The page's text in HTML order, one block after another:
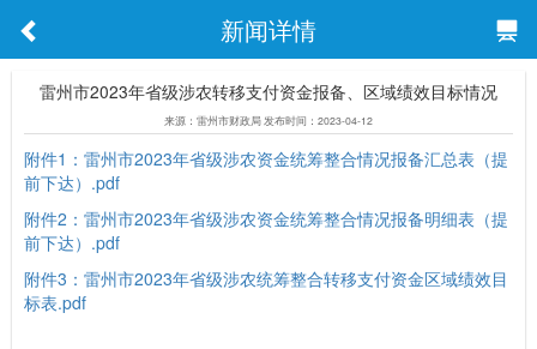
新闻详情
雷州市2023年省级涉农转移支付资金报备、区域绩效目标情况
来源：雷州市财政局 发布时间：2023-04-12
附件1：雷州市2023年省级涉农资金统筹整合情况报备汇总表（提
前下达）.pdf
附件2：雷州市2023年省级涉农资金统筹整合情况报备明细表（提
前下达）.pdf
附件3：雷州市2023年省级涉农统筹整合转移支付资金区域绩效目
标表.pdf